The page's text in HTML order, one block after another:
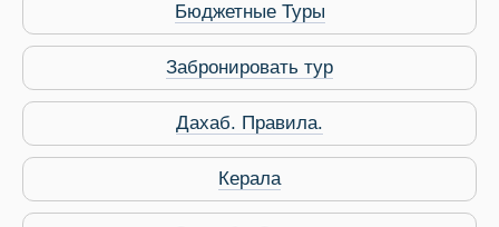
Бюджетные Туры
Забронировать тур
Дахаб. Правила.
Керала